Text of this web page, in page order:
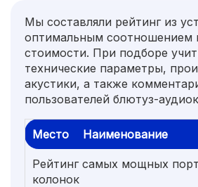
Мы составляли рейтинг из
оптимальным соотношением
стоимости. При подборе
технические параметры,
акустики, а также
пользователей блютуз-
Место Наименование
Рейтинг самых мощных
колонок